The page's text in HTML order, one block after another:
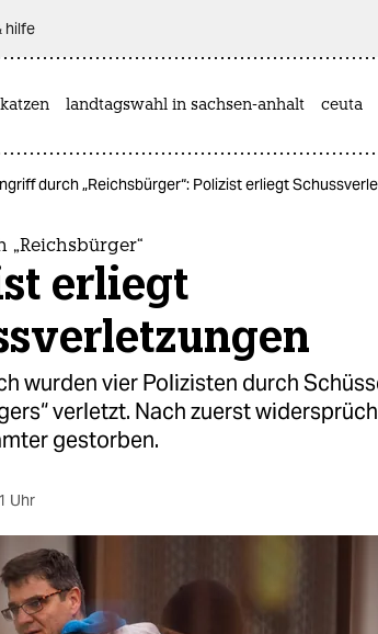
hilfe
katzen landtagswahl in sachsen-anhalt ceuta
durch „Reichsbürger“: Polizist erliegt
erliegt
wurden vier Polizisten durch
verletzt. Nach zuerst
gestorben.
Uhr